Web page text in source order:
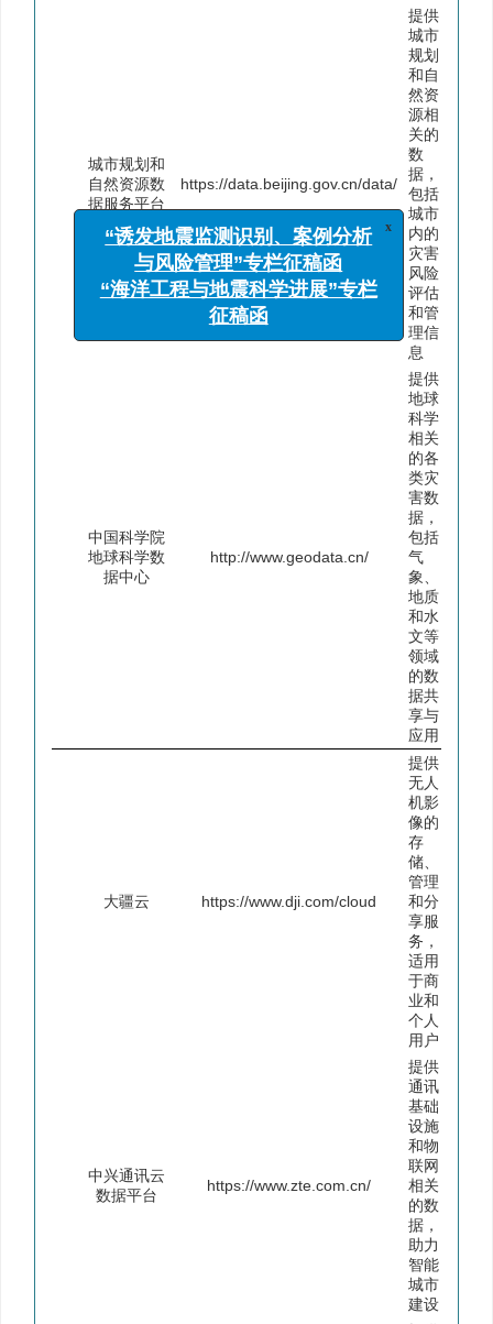
城市规划和
自然资源数
据服务平台
https://data.beijing.gov.cn/data/
提供
城市
规划
和自
然资
源相
关的
数
据，
包括
城市
内的
灾害
风险
评估
和管
理信
息
中国科学院
地球科学数
据中心
http://www.geodata.cn/
提供
地球
科学
相关
的各
类灾
害数
据，
包括
气
象、
地质
和水
文等
领域
的数
据共
享与
应用
大疆云 https://www.dji.com/cloud
提供
无人
机影
像的
存
储、
管理
和分
享服
务，
适用
于商
业和
个人
用户
中兴通讯云
数据平台
https://www.zte.com.cn/
提供
通讯
基础
设施
和物
联网
相关
的数
据，
助力
智能
城市
建设
“诱发地震监测识别、案例分析
与风险管理”专栏征稿函
“海洋工程与地震科学进展”专栏
征稿函